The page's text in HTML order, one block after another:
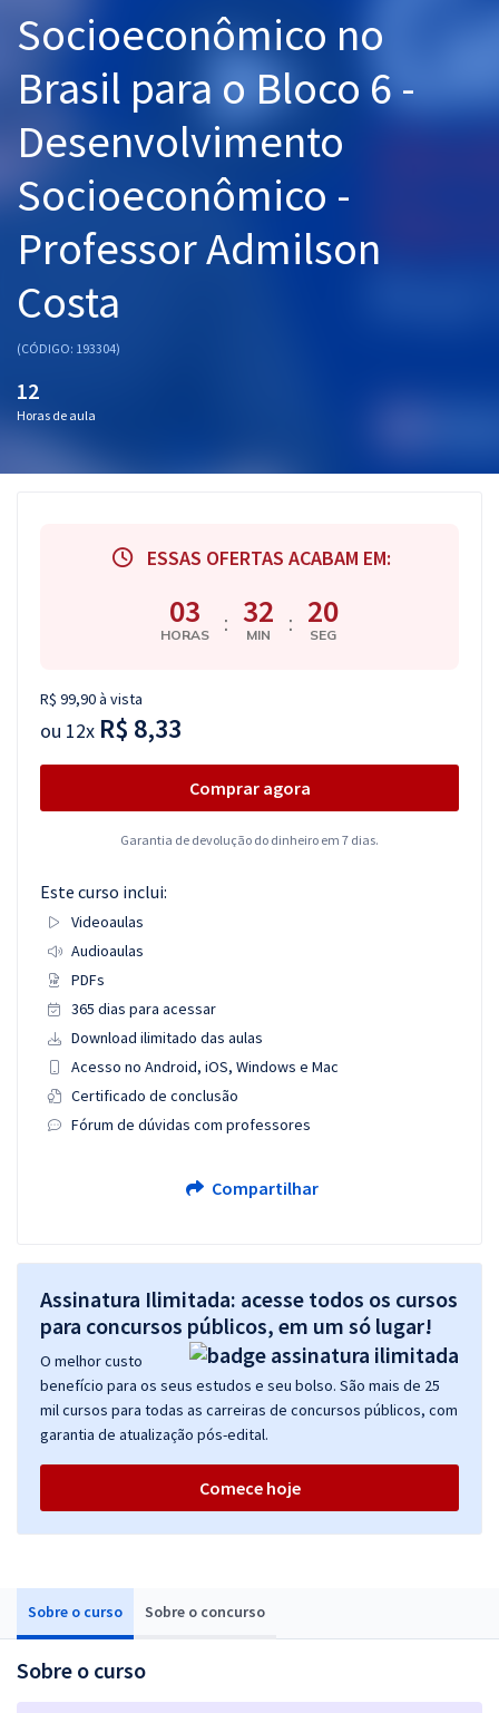
Pós
OAB
Questões grátis
Blog
Atendimento
Socioeconômico no
Brasil para o Bloco 6 -
Desenvolvimento
Socioeconômico -
Professor Admilson
Costa
(CÓDIGO: 193304)
12
Horas de aula
Sobre o curso Sobre o concurso
Sobre o curso
ESSAS OFERTAS ACABAM EM:
03
HORAS : 32
MIN : 19
SEG
R$ 99,90 à vista
ou 12x R$ 8,33
Comprar agora
Garantia de devolução do dinheiro em 7 dias.
Este curso inclui:
Videoaulas
Audioaulas
PDFs
365 dias para acessar
Download ilimitado das aulas
Acesso no Android, iOS, Windows e Mac
Certificado de conclusão
Fórum de dúvidas com professores
Compartilhar
Assinatura Ilimitada: acesse todos os cursos
para concursos públicos, em um só lugar!
O melhor custo
benefício para os seus estudos e seu bolso. São mais de 25
mil cursos para todas as carreiras de concursos públicos, com
garantia de atualização pós-edital.
Comece hoje